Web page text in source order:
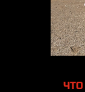
ЧТО